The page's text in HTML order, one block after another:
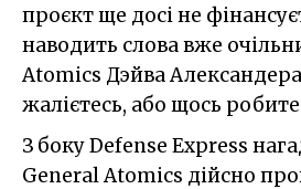
проєкт ще досі не
наводить слова вже
Atomics Дэйва
жалієтесь, або щось
З боку Defense Express
General Atomics дійсно